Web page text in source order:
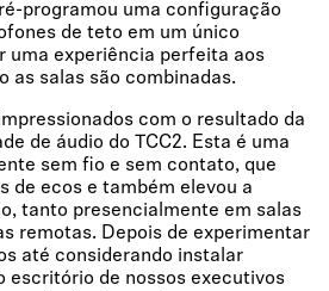
programou uma configuração
de teto em um único
uma experiência perfeita aos
as salas são combinadas.
com o resultado da
de áudio do TCC2. Esta é uma
sem fio e sem contato, que
de ecos e também elevou a
tanto presencialmente em salas
remotas. Depois de experimentar
até considerando instalar
escritório de nossos executivos